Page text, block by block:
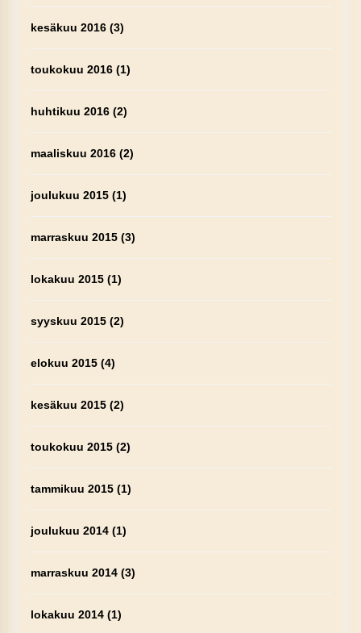
kesäkuu 2016(3)
toukokuu 2016(1)
huhtikuu 2016(2)
maaliskuu 2016(2)
joulukuu 2015(1)
marraskuu 2015(3)
lokakuu 2015(1)
syyskuu 2015(2)
elokuu 2015(4)
kesäkuu 2015(2)
toukokuu 2015(2)
tammikuu 2015(1)
joulukuu 2014(1)
marraskuu 2014(3)
lokakuu 2014(1)